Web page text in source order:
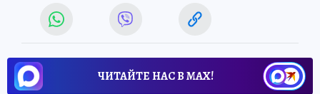
ЧИТАЙТЕ НАС В МАХ!